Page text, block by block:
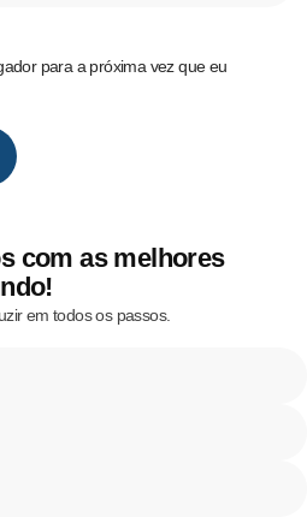
para a próxima vez que eu
com as melhores
em todos os passos.